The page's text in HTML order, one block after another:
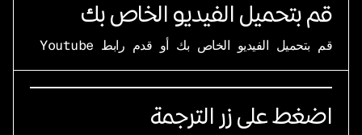
قم بتحميل الفيديو الخاص بك
قم بتحميل الفيديو الخاص بك أو قدم رابط Youtube
اضغط على زر الترجمة